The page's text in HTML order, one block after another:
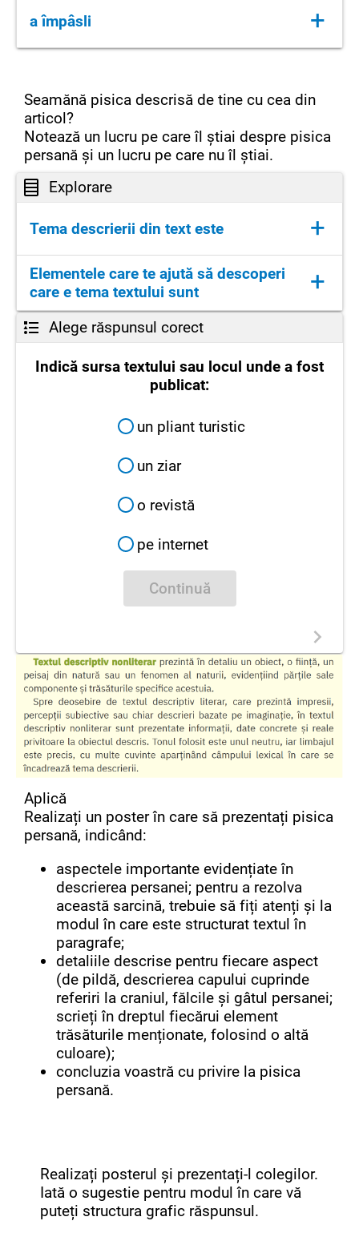
(adj.)care necesită multă muncă
a împâsli +
Seamănă pisica descrisă de tine cu cea din
articol?
Notează un lucru pe care îl știai despre pisica
persană și un lucru pe care nu îl știai.
Explorare
Tema descrierii din text este +
pisica persană
Elementele care te ajută să descoperi
care e tema textului sunt
+
titlul, secvențele îngroșate, sursa textului
Alege răspunsul corect
Indică sursa textului sau locul unde a fost
publicat:
un pliant turistic
un ziar
o revistă
pe internet
Continuă
Aplică
Realizați un poster în care să prezentați pisica
persană, indicând:
aspectele importante evidențiate în
descrierea persanei; pentru a rezolva
această sarcină, trebuie să fiți atenți și la
modul în care este structurat textul în
paragrafe;
detaliile descrise pentru fiecare aspect
(de pildă, descrierea capului cuprinde
referiri la craniul, fălcile și gâtul persanei;
scrieți în dreptul fiecărui element
trăsăturile menționate, folosind o altă
culoare);
concluzia voastră cu privire la pisica
persană.
Realizați posterul și prezentați-l colegilor.
Iată o sugestie pentru modul în care vă
puteți structura grafic răspunsul.